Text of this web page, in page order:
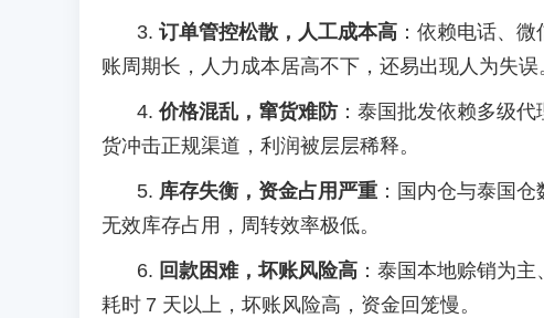
3. 订单管控松散，人工成本高 ：依赖电话、微
账周期长，人力成本居高不下，还易出现人为失误
4. 价格混乱，窜货难防：泰国批发依赖多级代
货冲击正规渠道，利润被层层稀释。
5. 库存失衡，资金占用严重 ：国内仓与泰国
无效库存占用，周转效率极低。
6. 回款困难，坏账风险高 ：泰国本地赊销为
耗时 7 天以上，坏账风险高，资金回笼慢。